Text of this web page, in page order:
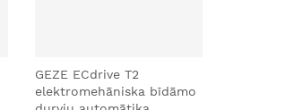
GEZE ECdrive T2
elektromehāniska bīdāmo